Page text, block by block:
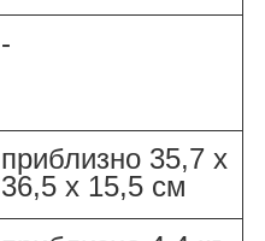
-
приблизно 35,7 x
36,5 x 15,5 см